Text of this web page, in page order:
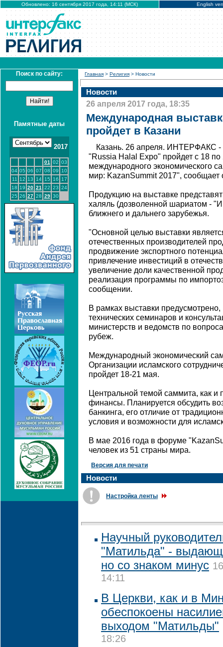
Обновлено: 16 сентября 2017 года, 14:11 (МСК) English
Поиск по сайту:
Памятные даты
2017
01 02 03
04 05 06 07 08 09
10
11
12 13 14 15 16
17
18 19 20 21 22 23 24
25 26 27 28 29 30
Главная > Религия > Новости
Новости
26 апреля 2017 года, 18:35
Международная
пройдет в Казани
Казань. 26 апреля. ИНТЕРФАКС -
"Russia Halal Expo" пройдет с 18
международного экономического
мир: KazanSummit 2017", сообщает
Продукцию на выставке
халяль (дозволенной шариатом -
ближнего и дальнего зарубежья.
"Основной целью выставки
отечественных производителей
продвижение экспортного
привлечение инвестиций в
увеличение доли качественной
реализация программы по
сообщении.
В рамках выставки предусмотрено,
технических семинаров и
министерств и ведомств по
рубеж.
Международный экономический
Организации исламского
пройдет 18-21 мая.
Центральной темой саммита, как и
финансы. Планируется обсудить
банкинга, его отличие от
условия и возможности для
В мае 2016 года в форуме
человек из 51 страны мира.
Версия для печати
Новости
Настройка ленты
Научный
"Матильда" -
но со знаком минус
14:11
В Церкви, как и в
обеспокоены
выходом "Матильды"
18:26